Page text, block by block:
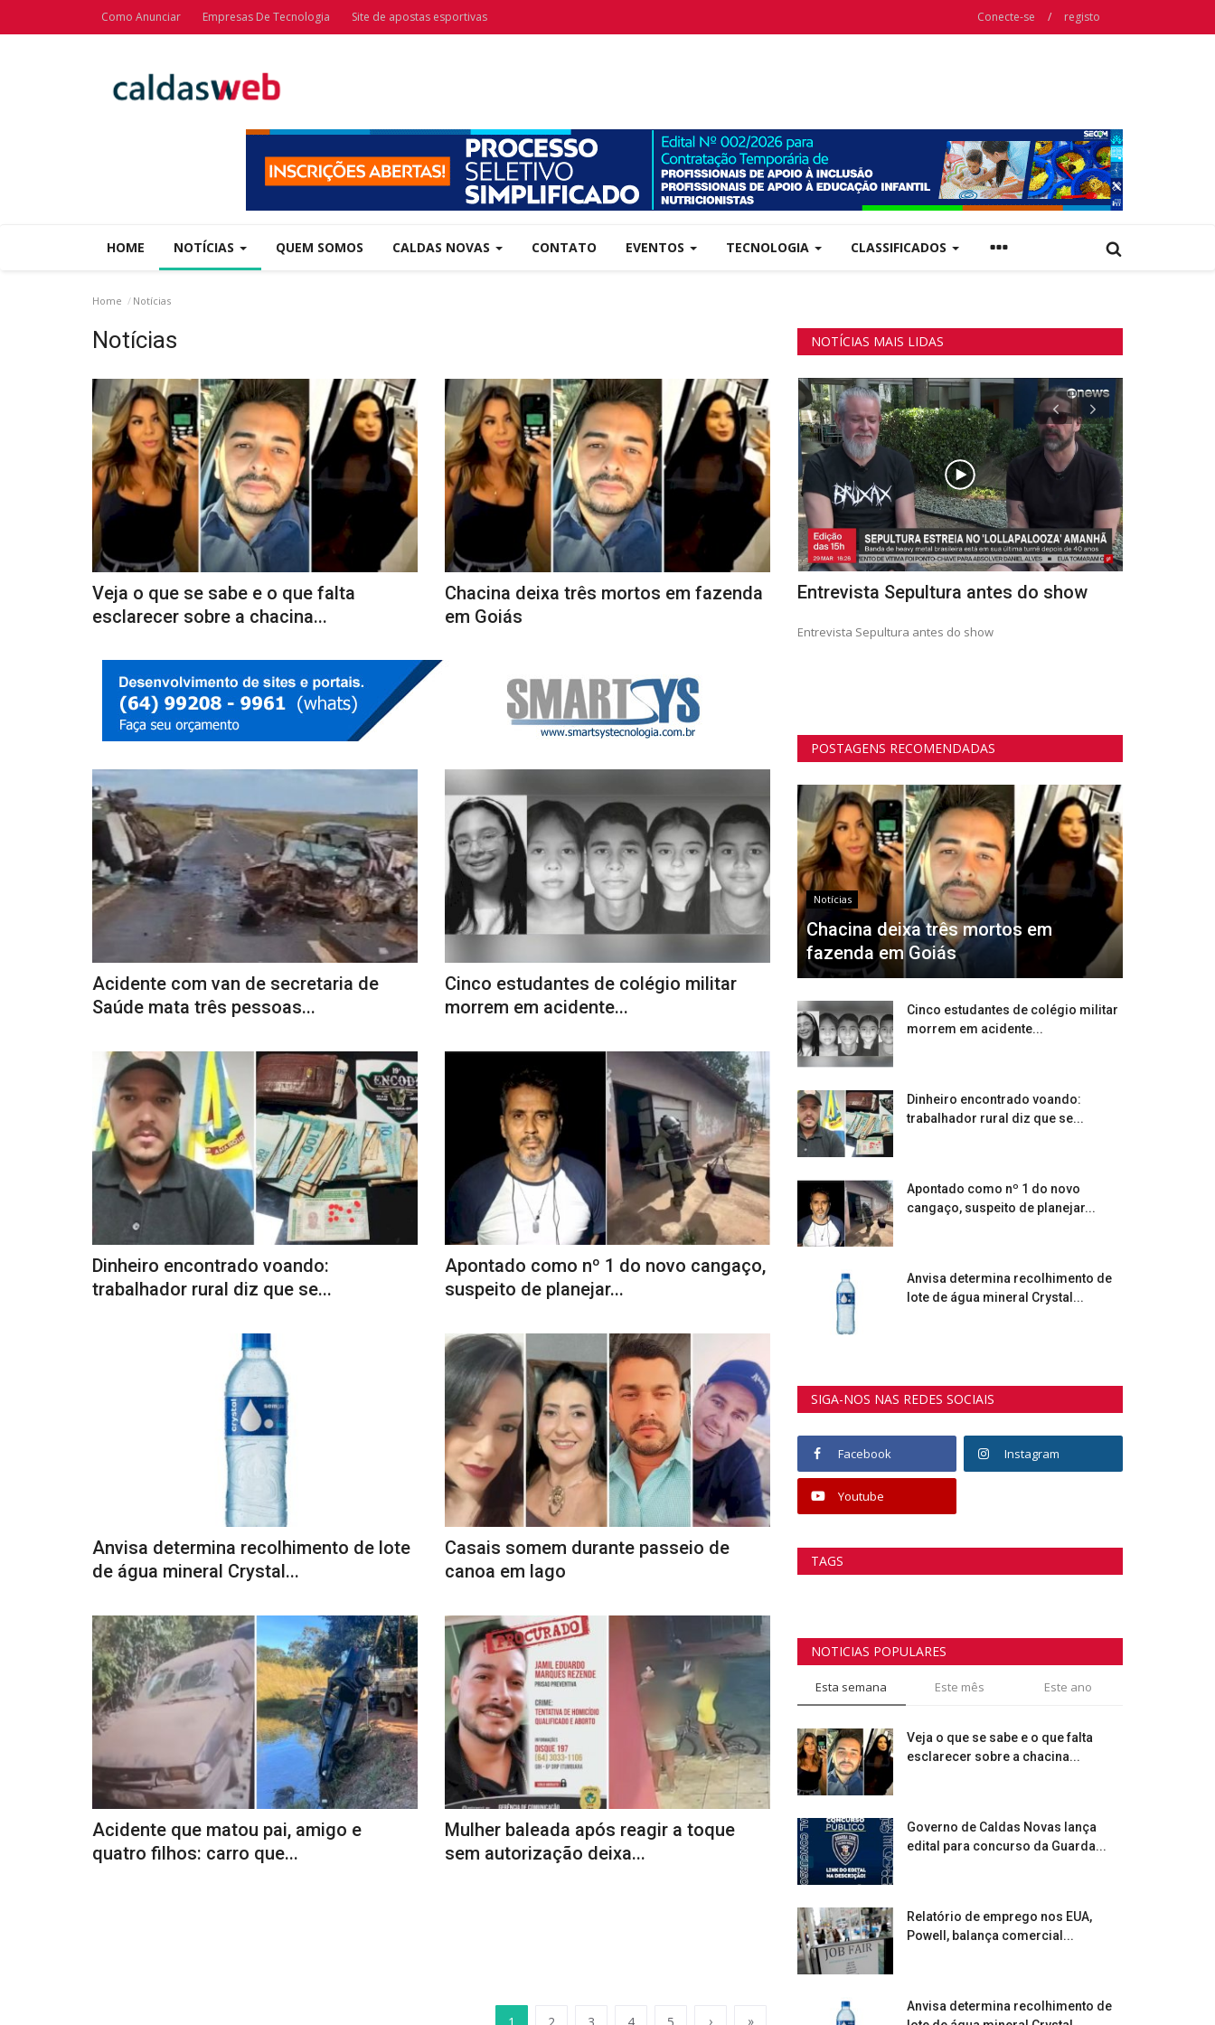
Como Anunciar Empresas De Tecnologia Site de apostas esportivas Conecte-se / registo
HOME NOTÍCIAS QUEM SOMOS CALDAS NOVAS CONTATO EVENTOS TECNOLOGIA CLASSIFICADOS
Home Notícias
Notícias
Veja o que se sabe e o que falta
esclarecer sobre a chacina...
Chacina deixa três mortos em fazenda
em Goiás
Acidente com van de secretaria de
Saúde mata três pessoas...
Cinco estudantes de colégio militar
morrem em acidente...
Dinheiro encontrado voando:
trabalhador rural diz que se...
Apontado como nº 1 do novo cangaço,
suspeito de planejar...
Anvisa determina recolhimento de lote
de água mineral Crystal...
Casais somem durante passeio de
canoa em lago
Acidente que matou pai, amigo e
quatro filhos: carro que...
Mulher baleada após reagir a toque
sem autorização deixa...
› »
NOTÍCIAS MAIS LIDAS
passeio de
ADOLESCENTE É ENCONTRADA
DOPADA E SEMINUA EM CARRO COM...
Prefeitura em Goiás lança edital para
processo seletivo...
alfabetizado, fundamental,...
Entrevista Sepultura antes do show
Entrevista Sepultura antes do show
POSTAGENS RECOMENDADAS
Notícias
Chacina deixa três mortos em
fazenda em Goiás
Cinco estudantes de colégio militar
morrem em acidente...
Dinheiro encontrado voando:
trabalhador rural diz que se...
Apontado como nº 1 do novo
cangaço, suspeito de planejar...
Anvisa determina recolhimento de
lote de água mineral Crystal...
SIGA-NOS NAS REDES SOCIAIS
Facebook Instagram
Youtube
TAGS
NOTICIAS POPULARES
Esta semana Este mês Este ano
Veja o que se sabe e o que falta
esclarecer sobre a chacina...
Governo de Caldas Novas lança
edital para concurso da Guarda...
Relatório de emprego nos EUA,
Powell, balança comercial...
Anvisa determina recolhimento de